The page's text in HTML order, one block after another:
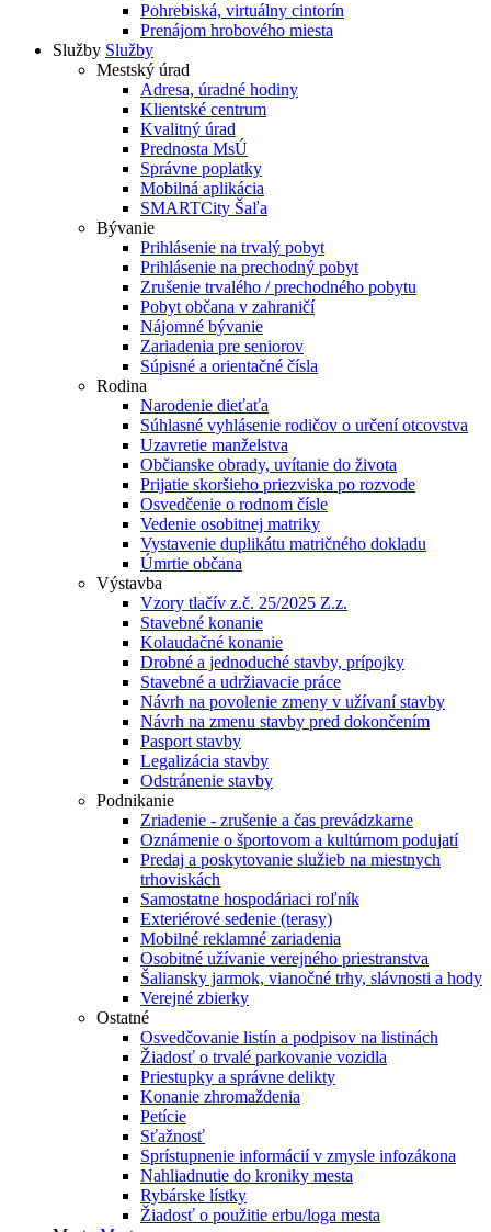
Pohrebiská, virtuálny cintorín
Prenájom hrobového miesta
Služby Služby
Mestský úrad
Adresa, úradné hodiny
Klientské centrum
Kvalitný úrad
Prednosta MsÚ
Správne poplatky
Mobilná aplikácia
SMARTCity Šaľa
Bývanie
Prihlásenie na trvalý pobyt
Prihlásenie na prechodný pobyt
Zrušenie trvalého / prechodného pobytu
Pobyt občana v zahraničí
Nájomné bývanie
Zariadenia pre seniorov
Súpisné a orientačné čísla
Rodina
Narodenie dieťaťa
Súhlasné vyhlásenie rodičov o určení otcovstva
Uzavretie manželstva
Občianske obrady, uvítanie do života
Prijatie skoršieho priezviska po rozvode
Osvedčenie o rodnom čísle
Vedenie osobitnej matriky
Vystavenie duplikátu matričného dokladu
Úmrtie občana
Výstavba
Vzory tlačív z.č. 25/2025 Z.z.
Stavebné konanie
Kolaudačné konanie
Drobné a jednoduché stavby, prípojky
Stavebné a udržiavacie práce
Návrh na povolenie zmeny v užívaní stavby
Návrh na zmenu stavby pred dokončením
Pasport stavby
Legalizácia stavby
Odstránenie stavby
Podnikanie
Zriadenie - zrušenie a čas prevádzkarne
Oznámenie o športovom a kultúrnom podujatí
Predaj a poskytovanie služieb na miestnych
trhoviskách
Samostatne hospodáriaci roľník
Exteriérové sedenie (terasy)
Mobilné reklamné zariadenia
Osobitné užívanie verejného priestranstva
Šaliansky jarmok, vianočné trhy, slávnosti a hody
Verejné zbierky
Ostatné
Osvedčovanie listín a podpisov na listinách
Žiadosť o trvalé parkovanie vozidla
Priestupky a správne delikty
Konanie zhromaždenia
Petície
Sťažnosť
Sprístupnenie informácií v zmysle infozákona
Nahliadnutie do kroniky mesta
Rybárske lístky
Žiadosť o použitie erbu/loga mesta